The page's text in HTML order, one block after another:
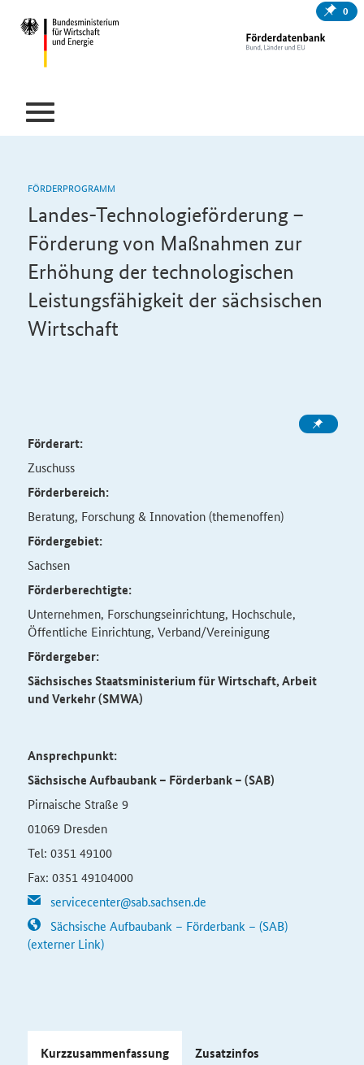
0
FÖRDERPROGRAMM
Landes-Technologieförderung –
Förderung von Maßnahmen zur
Erhöhung der technologischen
Leistungsfähigkeit der sächsischen
Wirtschaft
Förderart:
Zuschuss
Förderbereich:
Beratung, Forschung & Innovation (themenoffen)
Fördergebiet:
Sachsen
Förderberechtigte:
Unternehmen, Forschungseinrichtung, Hochschule,
Öffentliche Einrichtung, Verband/Vereinigung
Fördergeber:
Sächsisches Staatsministerium für Wirtschaft, Arbeit
und Verkehr (SMWA)
Ansprechpunkt:
Sächsische Aufbaubank – Förderbank – (SAB)
Pirnaische Straße 9
01069 Dresden
Tel: 0351 49100
Fax: 0351 49104000
servicecenter@sab.sachsen.de
Sächsische Aufbaubank – Förderbank – (SAB)
(externer Link)
Kurzzusammenfassung Zusatzinfos